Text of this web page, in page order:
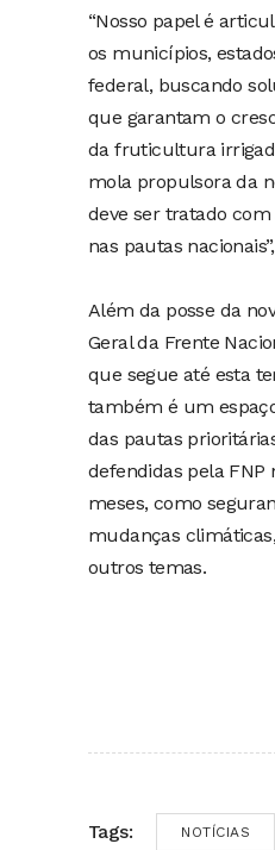
“Nosso papel é
os municípios,
federal, buscando
que garantam o
da fruticultura
mola propulsora da
deve ser tratado
nas pautas
Além da posse da
Geral da Frente
que segue até esta
também é um
das pautas
defendidas pela FNP
meses, como
mudanças
outros temas.
Tags: NOTÍCIAS